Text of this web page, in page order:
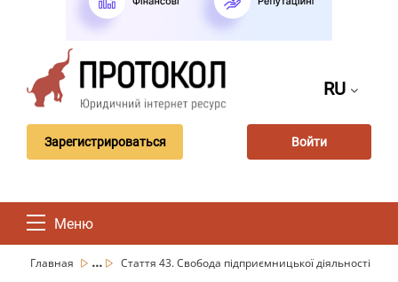
RU
Зарегистрироваться Войти
Меню
Главная ... Стаття 43. Свобода підприємницької діяльності